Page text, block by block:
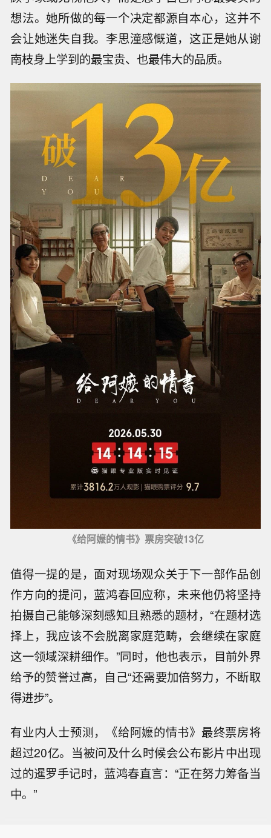
想法。她所做的每一个决定都源自本心，这并不
会让她迷失自我。李思潼感慨道，这正是她从谢
南枝身上学到的最宝贵、也最伟大的品质。
《给阿嬷的情书》票房突破13亿
值得一提的是，面对现场观众关于下一部作品创
作方向的提问，蓝鸿春回应称，未来他仍将坚持
拍摄自己能够深刻感知且熟悉的题材，“在题材选
择上，我应该不会脱离家庭范畴，会继续在家庭
这一领域深耕细作。”同时，他也表示，目前外界
给予的赞誉过高，自己“还需要加倍努力，不断取
得进步”。
有业内人士预测，《给阿嬷的情书》最终票房将
超过20亿。当被问及什么时候会公布影片中出现
过的暹罗手记时，蓝鸿春直言：“正在努力筹备当
中。”